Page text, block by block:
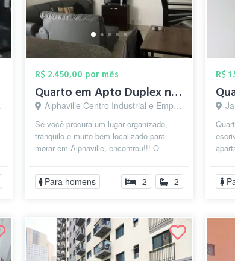
R$ 2.450,00 por mês
Quarto em Apto Duplex no coração de Alph...
Alphaville Centro Industrial e Empresarial/Alphaville., Barueri - SP
Se você procura um lugar organizado,
tranquilo e muito bem localizado para
morar em Alphaville, encontrou!!! O
quart...
Para homens 2 2
R$